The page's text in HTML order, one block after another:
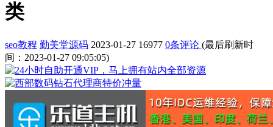
类
seo教程 勤美堂源码 2023-01-27 16977 0条评论 (最后刷新时
间：2023-01-27 09:05:05)